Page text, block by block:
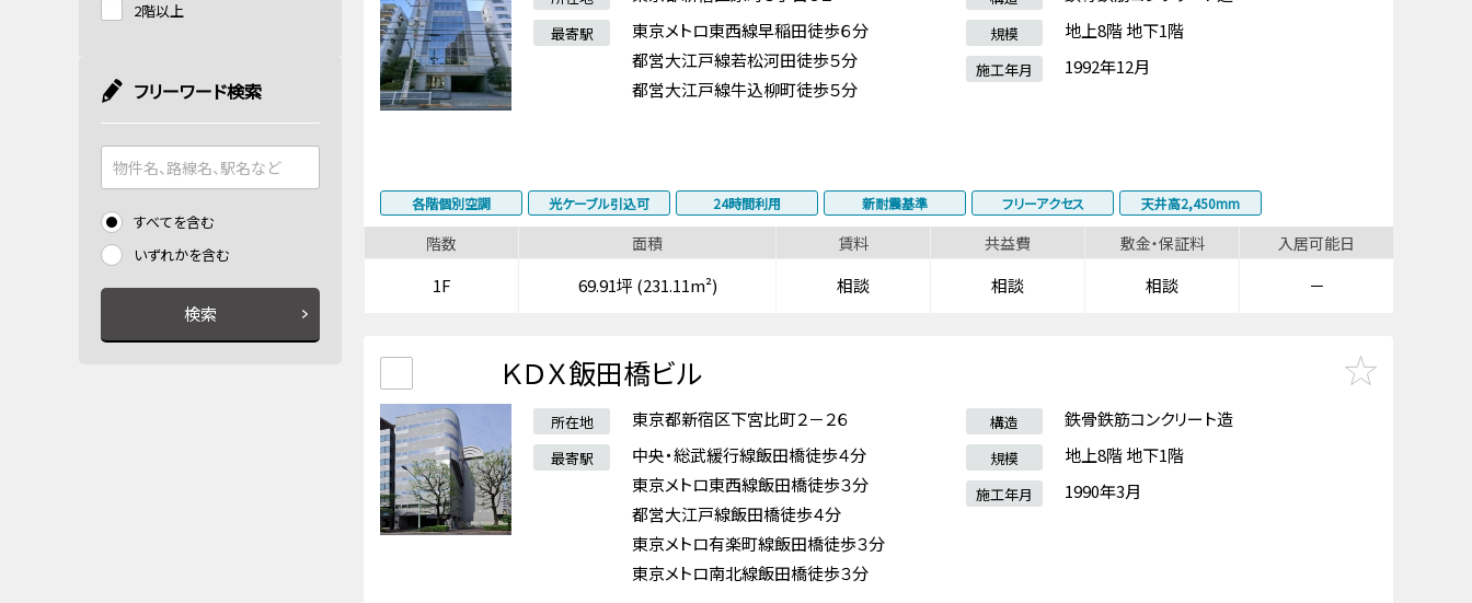
最寄駅
東京メトロ東西線早稲田徒歩６分
都営大江戸線若松河田徒歩５分
都営大江戸線牛込柳町徒歩５分
規模 地上8階 地下1階
施工年月 1992年12月
各階個別空調 光ケーブル引込可 24時間利用 新耐震基準 フリーアクセス 天井高2,450mm
階数 面積 賃料 共益費 敷金・保証料 入居可能日
1F 69.91坪 (231.11m²) 相談 相談 相談 －
ＫＤＸ飯田橋ビル
所在地 東京都新宿区下宮比町２－２６
最寄駅
中央・総武緩行線飯田橋徒歩４分
東京メトロ東西線飯田橋徒歩３分
都営大江戸線飯田橋徒歩４分
東京メトロ有楽町線飯田橋徒歩３分
東京メトロ南北線飯田橋徒歩３分
構造 鉄骨鉄筋コンクリート造
規模 地上8階 地下1階
施工年月 1990年3月
2階以上
フリーワード検索
すべてを含む
いずれかを含む
検索